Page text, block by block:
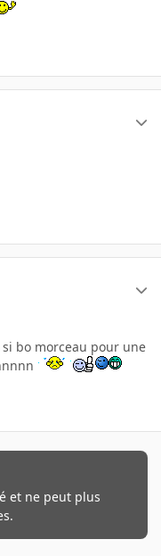
bo morceau pour une
et ne peut plus